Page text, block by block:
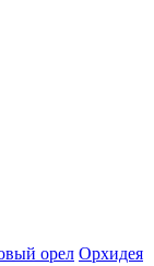
орел Орхидея